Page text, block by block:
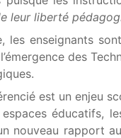
leur liberté
les enseignants
des
est un
espaces
nouveau rapport